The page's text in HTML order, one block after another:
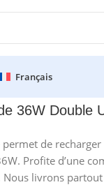
Français
36W Double
de
Profite d’une
livrons